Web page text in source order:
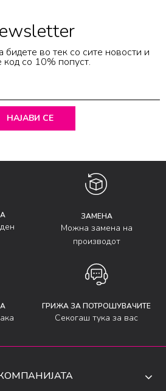
бидете во тек со сите новости и
код со 10% попуст.
НАЈАВИ СЕ
ЗАМЕНА
Можна замена на
производот
ГРИЖА ЗА ПОТРОШУВАЧИТЕ
Секогаш тука за вас